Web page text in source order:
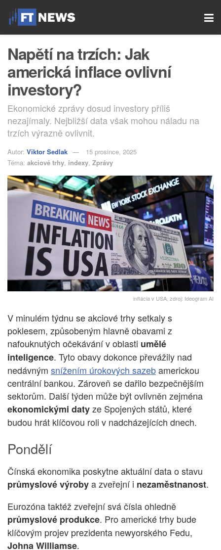
Napětí na trzích: Jak
americká inflace ovlivní
investory?
Ekonomické zprávy dosud investory příliš
nezajímaly. Nejbližší data však mohou náladu na
trzích výrazně ovlivnit.
Autor: Viktor Sedlak
15 prosince, 2025
Téma: akciové trhy, indexy, Zprávy
inflácia v USA, zdroj: Ideogram AI
V minulém týdnu se akciové trhy setkaly s
poklesem, způsobeným hlavně obavami z
nafouknutých očekávání v oblasti umělé
inteligence. Tyto obavy dokonce převážily nad
nedávným snížením úrokových sazebamerickou
centrální bankou. Zároveň se dařilo bezpečnějším
sektorům. Další týden může být ovlivněn zejména
ekonomickými datyze Spojených států, které
budou hrát klíčovou roli v nadcházejících dnech.
Pondělí
Čínská ekonomika poskytne aktuální data o stavu
průmyslové výrobya zveřejní i nezaměstnanost.
Eurozóna taktéž zveřejní svá čísla ohledně
průmyslové produkce. Pro americké trhy bude
klíčovým projev prezidenta newyorského Fedu,
Johna Williamse.